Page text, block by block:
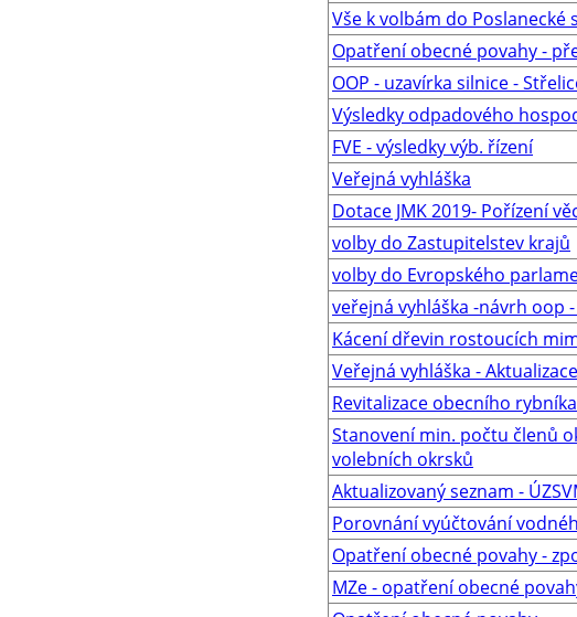
Vše k volbám do
Opatření obecné povahy -
OOP - uzavírka silnice -
Výsledky odpadového
FVE - výsledky výb. řízení
Veřejná vyhláška
Dotace JMK 2019- Pořízení
volby do Zastupitelstev krajů
volby do Evropského
veřejná vyhláška -návrh oop
Kácení dřevin rostoucích
Veřejná vyhláška - Aktualizace
Revitalizace obecního rybníka
Stanovení min. počtu členů
volebních okrsků
Aktualizovaný seznam -
Porovnání vyúčtování
Opatření obecné povahy -
MZe - opatření obecné